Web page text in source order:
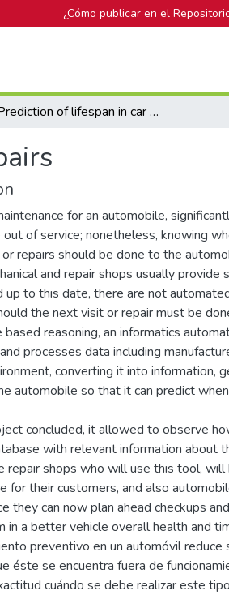
¿Cómo publicar en el
Prediction of lifespan in car repairs
for an automobile,
of service; nonetheless, knowing
repairs should be done to the
and repair shops usually provide
up to this date, there are not
the next visit or repair must be
based reasoning, an informatics
processes data including
converting it into information,
automobile so that it can predict
concluded, it allowed to observe
with relevant information about
repair shops who will use this tool,
for their customers, and also
they can now plan ahead checkups
in a better vehicle overall health and
preventivo en un automóvil
éste se encuentra fuera de
cuándo se debe realizar este